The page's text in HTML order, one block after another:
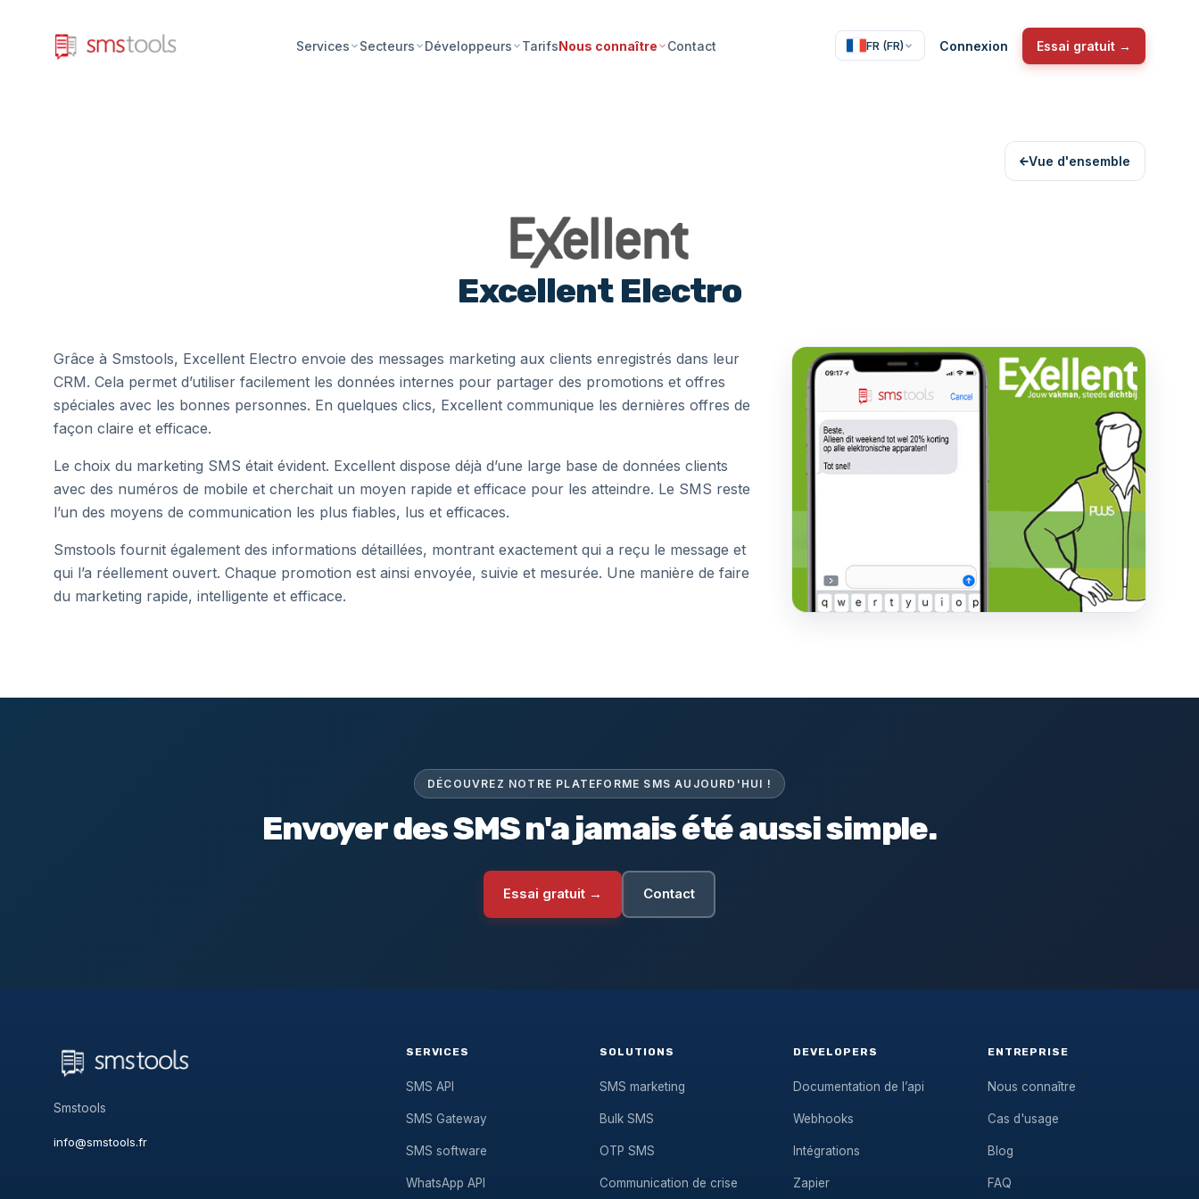
Services Secteurs Développeurs TarifsNous connaître Contact FR (FR) Connexion Essai gratuit →
Vue d'ensemble
Excellent Electro
Grâce à Smstools, Excellent Electro envoie des messages marketing aux clients enregistrés dans leur
CRM. Cela permet d’utiliser facilement les données internes pour partager des promotions et offres
spéciales avec les bonnes personnes. En quelques clics, Excellent communique les dernières offres de
façon claire et efficace.
Le choix du marketing SMS était évident. Excellent dispose déjà d’une large base de données clients
avec des numéros de mobile et cherchait un moyen rapide et efficace pour les atteindre. Le SMS reste
l’un des moyens de communication les plus fiables, lus et efficaces.
Smstools fournit également des informations détaillées, montrant exactement qui a reçu le message et
qui l’a réellement ouvert. Chaque promotion est ainsi envoyée, suivie et mesurée. Une manière de faire
du marketing rapide, intelligente et efficace.
DÉCOUVREZ NOTRE PLATEFORME SMS AUJOURD'HUI !
Envoyer des SMS n'a jamais été aussi simple.
Essai gratuit → Contact
Smstools
info@smstools.fr
SERVICES
SMS API
SMS Gateway
SMS software
WhatsApp API
SOLUTIONS
SMS marketing
Bulk SMS
OTP SMS
Communication de crise
DEVELOPERS
Documentation de l’api
Webhooks
Intégrations
Zapier
ENTREPRISE
Nous connaître
Cas d'usage
Blog
FAQ